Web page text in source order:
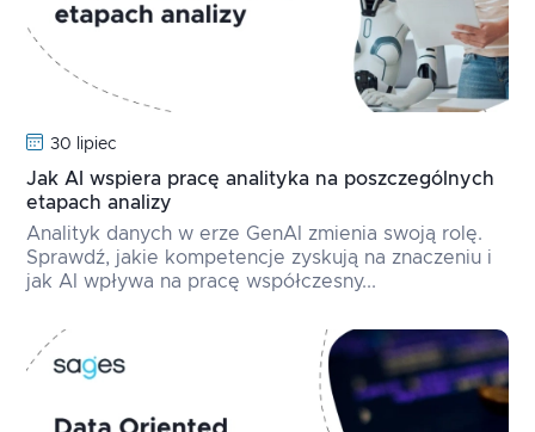
30 lipiec
Jak AI wspiera pracę analityka na poszczególnych
etapach analizy
Analityk danych w erze GenAI zmienia swoją rolę.
Sprawdź, jakie kompetencje zyskują na znaczeniu i
jak AI wpływa na pracę współczesny...